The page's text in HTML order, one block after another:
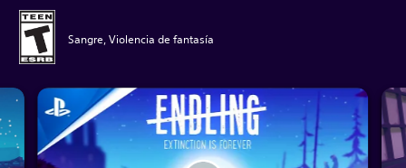
Sangre, Violencia de fantasía